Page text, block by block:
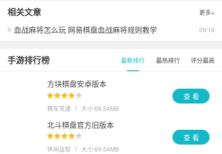
神殿ios最新版本2026
火箭棋牌最新版本2026
天威棋牌app官方下载安卓版 查看
乐赢棋牌2026最新版
王道棋牌200king最新版本
乐途棋盘2026安卓版本
慕星棋盘官方网站入口手机版 查看
相关文章 更多+
血战麻将怎么玩 网易棋盘血战麻将规则教学 09/19
手游排行榜 最新排行 最热排行 评分最高
方块棋盘安卓版本
赛车竞速 大小:69.54MB
查 看
北斗棋盘官方旧版本
休闲益智 大小:69.54MB
查 看